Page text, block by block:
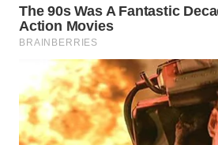
WN
BOROBUDUR
WN
MADURA
WN
SURABAYA